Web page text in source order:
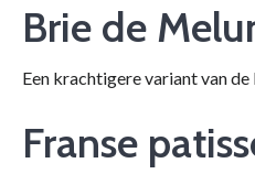
Brie de
Een krachtigere variant van
Franse